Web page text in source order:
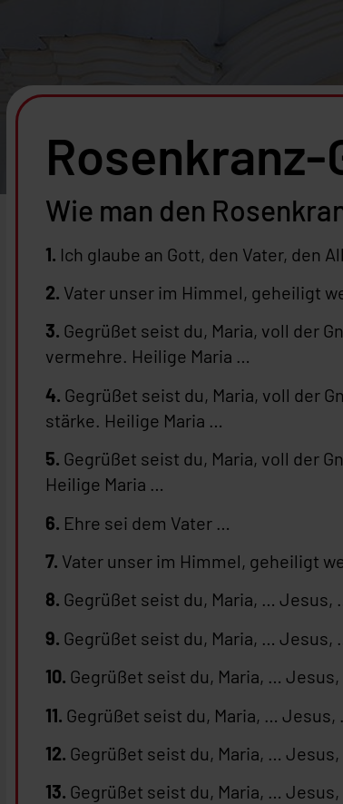
Rosenkranz-
Wie man den
1. Ich glaube an Gott, den Vater, den
2. Vater unser im Himmel, geheiligt
3. Gegrüßet seist du, Maria, voll der
vermehre. Heilige Maria …
4. Gegrüßet seist du, Maria, voll der
stärke. Heilige Maria …
5. Gegrüßet seist du, Maria, voll der
Heilige Maria …
6. Ehre sei dem Vater …
7. Vater unser im Himmel, geheiligt
8. Gegrüßet seist du, Maria, … Jesus,
9. Gegrüßet seist du, Maria, … Jesus,
10. Gegrüßet seist du, Maria, …
11. Gegrüßet seist du, Maria, … Jesus,
12. Gegrüßet seist du, Maria, …
13. Gegrüßet seist du, Maria, …